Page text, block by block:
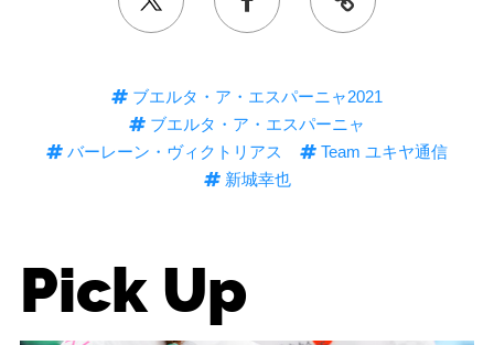
ブエルタ・ア・エスパーニャ2021
ブエルタ・ア・エスパーニャ
バーレーン・ヴィクトリアス
Team ユキヤ通信
新城幸也
Pick Up